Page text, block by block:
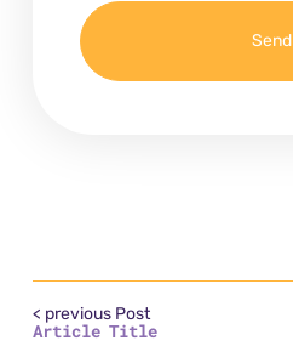
Send
< previous Post
Article Title